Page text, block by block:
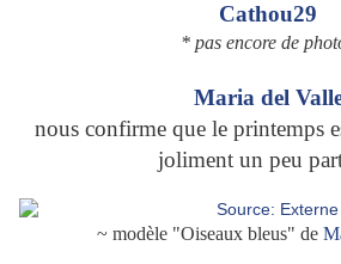
Cathou29
* pas encore de
Maria del
nous confirme que le printemps
joliment un peu
~ modèle "Oiseaux bleus" de